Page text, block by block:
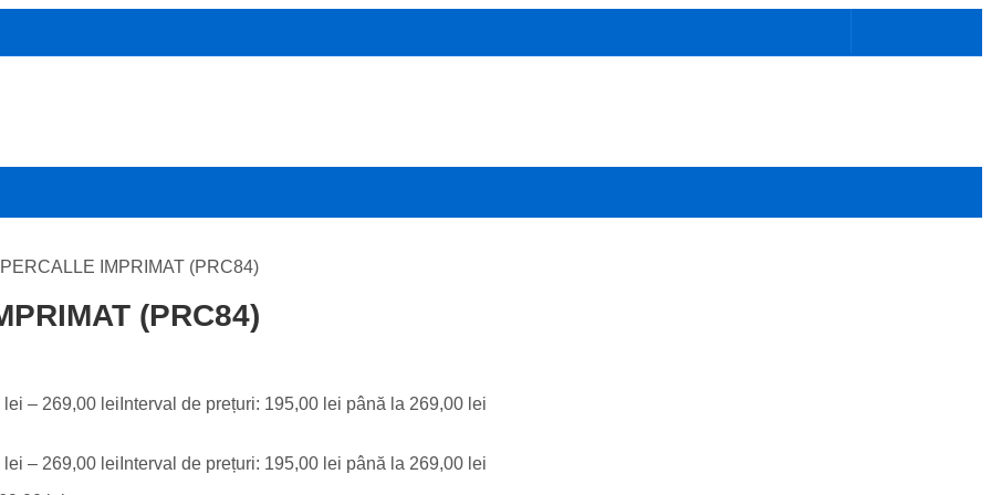
IMPRIMAT (PRC84)
(PRC84)
lei – 269,00 lei Interval de prețuri: 195,00 lei până la 269,00 lei
lei – 269,00 lei Interval de prețuri: 195,00 lei până la 269,00 lei